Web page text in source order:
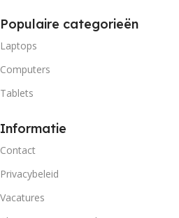
Populaire categorieën
Laptops
Computers
Tablets
Informatie
Contact
Privacybeleid
Vacatures